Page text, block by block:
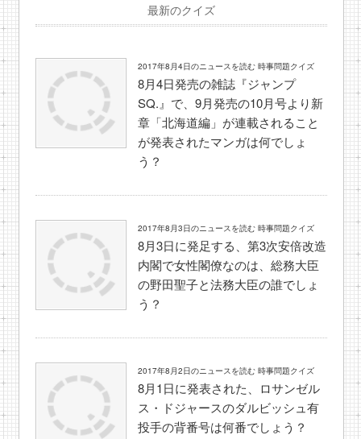
最新のクイズ
2017年8月4日のニュースを読む 時事問題クイズ
8月4日発売の雑誌『ジャンプ
SQ.』で、9月発売の10月号より新
章「北海道編」が連載されること
が発表されたマンガは何でしょ
う？
2017年8月3日のニュースを読む 時事問題クイズ
8月3日に発足する、第3次安倍改造
内閣で女性閣僚なのは、総務大臣
の野田聖子と法務大臣の誰でしょ
う？
2017年8月2日のニュースを読む 時事問題クイズ
8月1日に発表された、ロサンゼル
ス・ドジャースのダルビッシュ有
投手の背番号は何番でしょう？